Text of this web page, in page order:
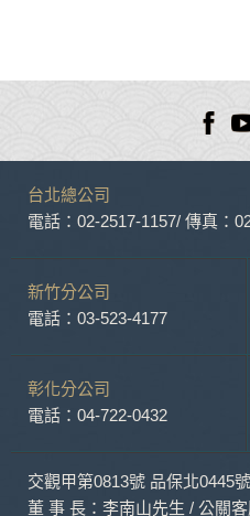
董 事 長：李南山先生 / 公關客
服務信箱：service@fantasy-
台北總公司
電話：02-2517-1157
新竹分公司
電話：03-523-4177
彰化分公司
電話：04-722-0432